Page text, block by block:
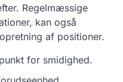
Regelmæssige
kan også
af positioner.
for smidighed.